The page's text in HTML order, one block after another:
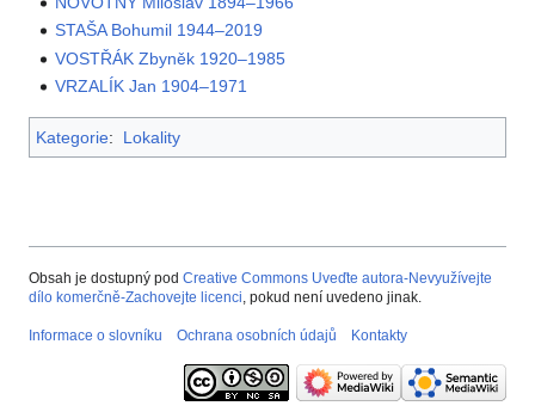
STAŠA Bohumil 1944–2019
VOSTŘÁK Zbyněk 1920–1985
VRZALÍK Jan 1904–1971
Kategorie: Lokality
Obsah je dostupný pod Creative Commons Uveďte autora-Nevyužívejte
dílo komerčně-Zachovejte licenci, pokud není uvedeno jinak.
Informace o slovníku Ochrana osobních údajů Kontakty